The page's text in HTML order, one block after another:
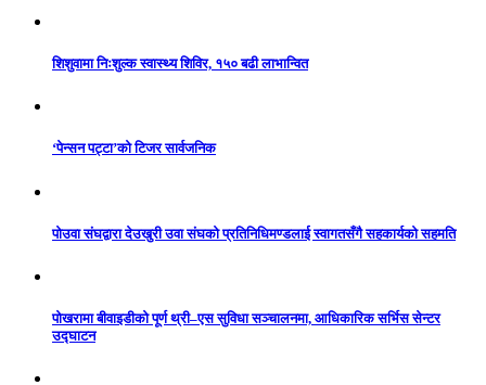
शिशुवामा निःशुल्क स्वास्थ्य शिविर, १५० बढी लाभान्वित
‘पेन्सन पट्टा’को टिजर सार्वजनिक
पोउवा संघद्वारा देउखुरी उवा संघको प्रतिनिधिमण्डलाई स्वागतसँगै सहकार्यको सहमति
पोखरामा बीवाइडीको पूर्ण थ्री–एस सुविधा सञ्चालनमा, आधिकारिक सर्भिस सेन्टर
उद्घाटन